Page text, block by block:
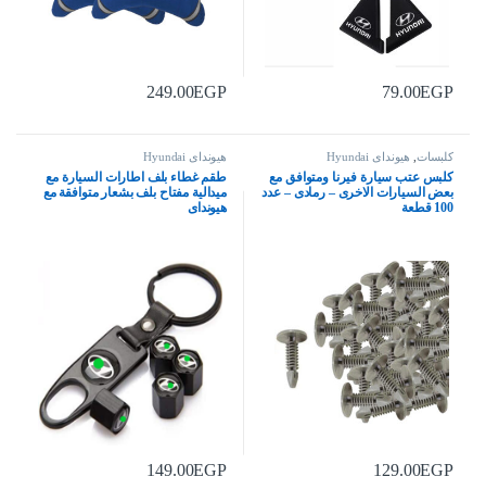
79.00EGP
249.00EGP
كلبسات هيونداى Hyundai
كلبس عتب سيارة فيرنا ومتوافق مع
بعض السيارات الاخرى – رمادى – عدد
100 قطعة
129.00EGP
هيونداى Hyundai
طقم غطاء بلف اطارات السيارة مع
ميدالية مفتاح بلف بشعار متوافقة مع
هيونداى
149.00EGP